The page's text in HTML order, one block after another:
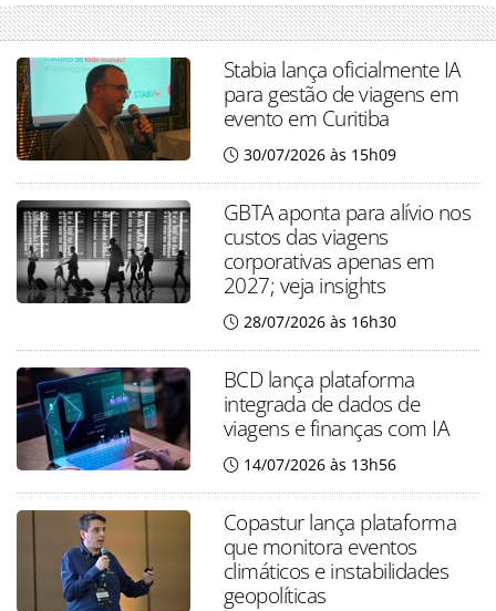
Stabia lança oficialmente IA
para gestão de viagens em
evento em Curitiba
30/07/2026 às 15h09
GBTA aponta para alívio nos
custos das viagens
corporativas apenas em
2027; veja insights
28/07/2026 às 16h30
BCD lança plataforma
integrada de dados de
viagens e finanças com IA
14/07/2026 às 13h56
Copastur lança plataforma
que monitora eventos
climáticos e instabilidades
geopolíticas